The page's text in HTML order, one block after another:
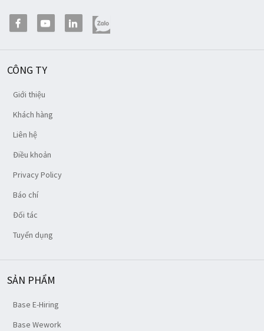
CÔNG TY
Giới thiệu
Khách hàng
Liên hệ
Điều khoản
Privacy Policy
Báo chí
Đối tác
Tuyển dụng
SẢN PHẨM
Base E-Hiring
Base Wework